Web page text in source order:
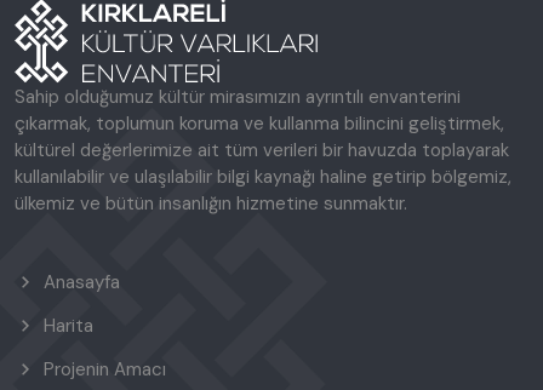
Sahip olduğumuz kültür mirasımızın ayrıntılı envanterini
çıkarmak, toplumun koruma ve kullanma bilincini geliştirmek,
kültürel değerlerimize ait tüm verileri bir havuzda toplayarak
kullanılabilir ve ulaşılabilir bilgi kaynağı haline getirip bölgemiz,
ülkemiz ve bütün insanlığın hizmetine sunmaktır.
Anasayfa
Harita
Projenin Amacı